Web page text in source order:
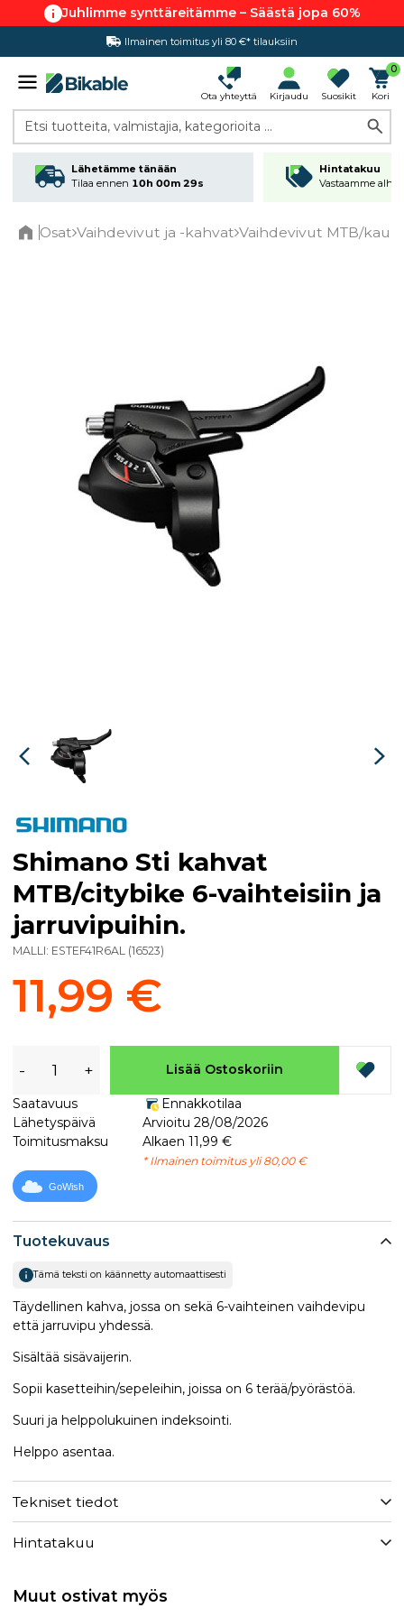
Juhlimme synttäreitämme – Säästä jopa 60%
Ilmainen toimitus yli 80 €* tilauksiin
Hintatakuu
Ota yhteyttä Kirjaudu Suosikit
0
Kori
Etsi tuotteita, valmistajia, kategorioita ...
Lähetämme tänään
Tilaa ennen 10h 00m 29s
Hintatakuu
Vastaamme
Osat Vaihdevivut ja -kahvat Vaihdevivut MTB/
Tuotekuvaus
Tämä teksti on käännetty automaattisesti
Täydellinen kahva, jossa on sekä 6-vaihteinen vaihdevipu
että jarruvipu yhdessä.
Sisältää sisävaijerin.
Sopii kasetteihin/sepeleihin, joissa on 6 terää/pyörästöä.
Suuri ja helppolukuinen indeksointi.
Helppo asentaa.
Tekniset tiedot
Hintatakuu
Shimano Sti kahvat
MTB/citybike 6-vaihteisiin ja
jarruvipuihin.
MALLI: ESTEF41R6AL (16523)
11,99 €
- + Lisää Ostoskoriin
Saatavuus
Ennakkotilaa
Lähetyspäivä
Arvioitu 28/08/2026
Toimitusmaksu
Alkaen 11,99 €
* Ilmainen toimitus yli 80,00 €
GoWish
Muut ostivat myös